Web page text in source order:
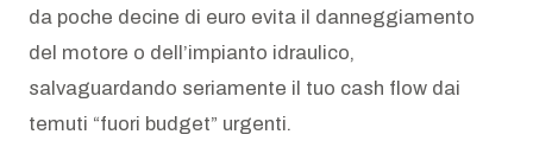
da poche decine di euro evita il danneggiamento
del motore o dell’impianto idraulico,
salvaguardando seriamente il tuo cash flow dai
temuti “fuori budget” urgenti.